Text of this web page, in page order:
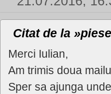
Citat de la
Merci Iulian,
Am trimis doua
Sper sa ajunga